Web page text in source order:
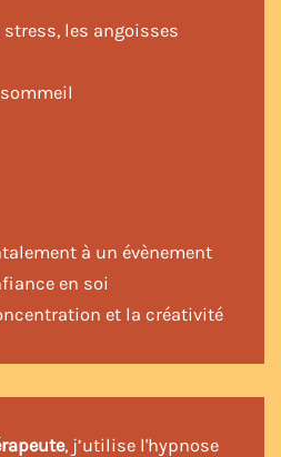
stress, les angoisses
à un évènement
en soi
et la créativité
, j’utilise l'hypnose